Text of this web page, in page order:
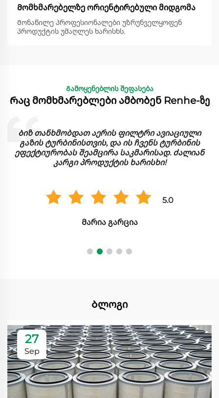
Მომხმარებელზე ორიენტირებული მიდგომა
Მონაწილე პროფესიონალები უზრუნველყოფენ
პროდუქტის უმაღლეს ხარისხს.
Გამოყენებლის შეფასება
Რაც მომხმარებლები ამბობენ Renhe-ზე
Ბიზ თანხმობდათ აერის ფილტრი ავიაციული
გაზის ტურბინისთვის, და ის ჩვენს ტურბინის
ეფექტიურობას შეამცირა საკმარისად. ძალიან
კარგი პროდუქტის ხარისხი!
5.0
Მარია გარცია
Ბლოგი
27
Sep